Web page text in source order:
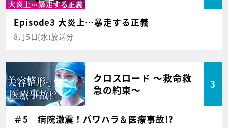
Episode3 大炎上…暴走する正義
8月5日(水)放送分
クロスロード ～救命救
急の約束～
3
＃5 病院激震！パワハラ＆医療事故!?